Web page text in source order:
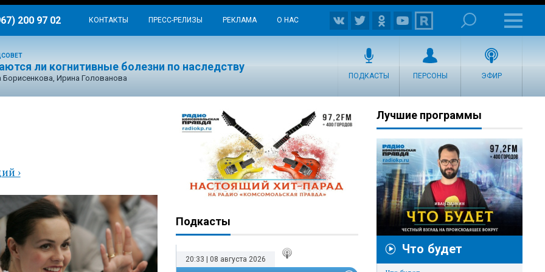
200 97 02 КОНТАКТЫ ПРЕСС-РЕЛИЗЫ РЕКЛАМА О НАС
ли когнитивные болезни по наследству
Борисенкова, Ирина Голованова ПОДКАСТЫ ПЕРСОНЫ ЭФИР
›
Подкасты
20:33 | 08 августа 2026
Лучшие программы
Что будет